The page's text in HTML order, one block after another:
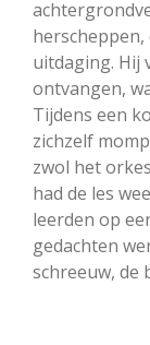
uitdaging. Hij
ontvangen,
Tijdens een
zichzelf
zwol het
had de les
leerden op
gedachten
schreeuw, de